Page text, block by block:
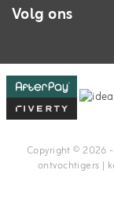
Volg ons
Copyright © 2026
ontvochtigers |